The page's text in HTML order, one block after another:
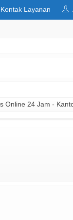
Layanan
Online 24 Jam -